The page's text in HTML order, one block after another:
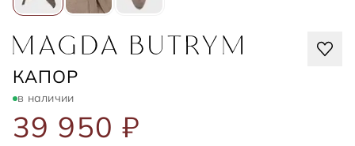
MAGDA BUTRYM
КАПОР
в наличии
39 950 ₽